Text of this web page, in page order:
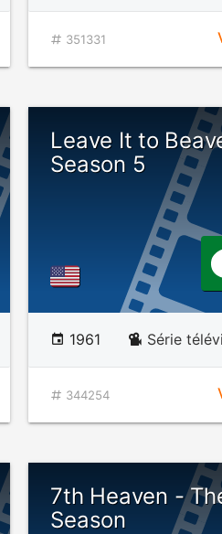
351331
Leave It to
Season 5
1961 Série
344254
7th Heaven -
Season